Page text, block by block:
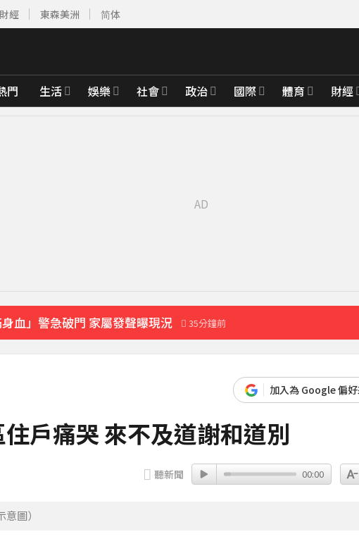
經 東森美洲 简体
門 生活 娛樂 社會 政治 國際 體育 財經
血」警急破門 家屬發聲曝現況
35分鐘前
套殺慘賠2000萬 2度遇感情詐騙
「開拍新企劃」二伯IG也更新
加入為 Google 偏
戶痛哭 來不及道謝和道別
聽新聞 00:00
圖）